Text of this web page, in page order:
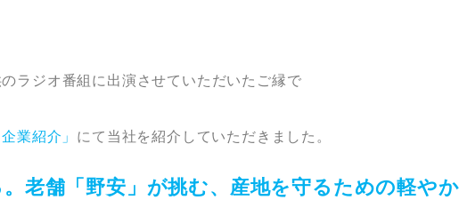
ラジオ番組に出演させていただいたご縁で
企業紹介」 にて 当社を紹介していただきました。
老舗「野安」が挑む、産地を守るための軽や